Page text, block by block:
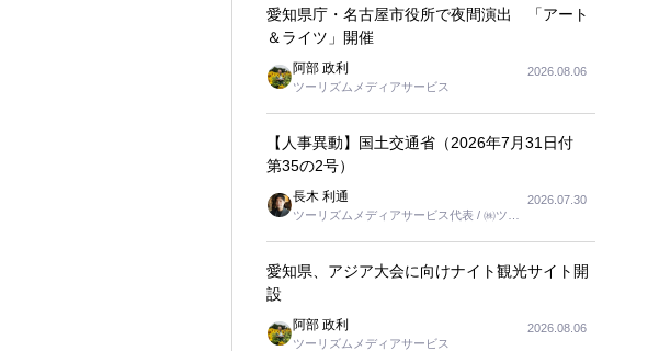
愛知県庁・名古屋市役所で夜間演出 「アート
＆ライツ」開催
阿部 政利
ツーリズムメディアサービス
2026.08.06
【人事異動】国土交通省（2026年7月31日付
第35の2号）
長木 利通
ツーリズムメディアサービス代表 / ㈱ツー
2026.07.30
愛知県、アジア大会に向けナイト観光サイト開
設
阿部 政利
ツーリズムメディアサービス
2026.08.06